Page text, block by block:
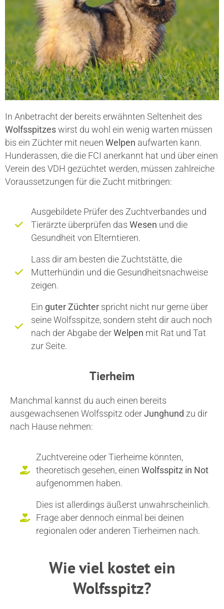
In Anbetracht der bereits erwähnten Seltenheit des
Wolfsspitzeswirst du wohl ein wenig warten müssen
bis ein Züchter mit neuen Welpen aufwarten kann.
Hunderassen, die die FCI anerkannt hat und über einen
Verein des VDH gezüchtet werden, müssen zahlreiche
Voraussetzungen für die Zucht mitbringen:
Ausgebildete Prüfer des Zuchtverbandes und
Tierärzte überprüfen das Wesen und die
Gesundheit von Elterntieren.
Lass dir am besten die Zuchtstätte, die
Mutterhündin und die Gesundheitsnachweise
zeigen.
Ein guter Züchterspricht nicht nur gerne über
seine Wolfsspitze, sondern steht dir auch noch
nach der Abgabe derWelpen mit Rat und Tat
zur Seite.
Tierheim
Manchmal kannst du auch einen bereits
ausgewachsenen Wolfsspitz oderJunghund zu dir
nach Hause nehmen:
Zuchtvereine oder Tierheime könnten,
theoretisch gesehen, einen Wolfsspitz in Not
aufgenommen haben.
Dies ist allerdings äußerst unwahrscheinlich.
Frage aber dennoch einmal bei deinen
regionalen oder anderen Tierheimen nach.
Wie viel kostet ein
Wolfsspitz?